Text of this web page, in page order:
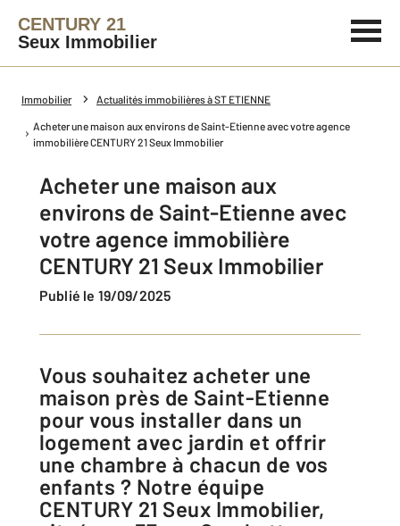
CENTURY 21
Seux Immobilier
Immobilier Actualités immobilières à ST ETIENNE
Acheter une maison aux environs de Saint-Etienne avec votre agence
immobilière CENTURY 21 Seux Immobilier
Acheter une maison aux
environs de Saint-Etienne avec
votre agence immobilière
CENTURY 21 Seux Immobilier
Publié le 19/09/2025
Vous souhaitez acheter une
maison près de Saint-Etienne
pour vous installer dans un
logement avec jardin et offrir
une chambre à chacun de vos
enfants ? Notre équipe
CENTURY 21 Seux Immobilier,